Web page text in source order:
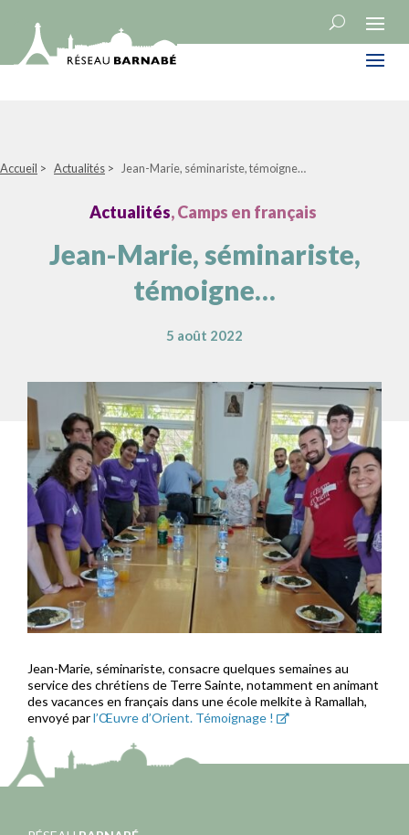
Accueil > Actualités > Jean-Marie, séminariste, témoigne…
Actualités, Camps en français
Jean-Marie, séminariste,
témoigne…
5 août 2022
Jean-Marie, séminariste, consacre quelques semaines au
service des chrétiens de Terre Sainte, notamment en animant
des vacances en français dans une école melkite à Ramallah,
envoyé parl’Œuvre d’Orient. Témoignage !